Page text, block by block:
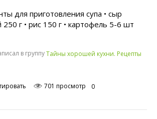
для приготовления супа • сыр
г • рис 150 г • картофель 5-6 шт
в группуТайны хорошей кухни. Рецепты
701 просмотр 0